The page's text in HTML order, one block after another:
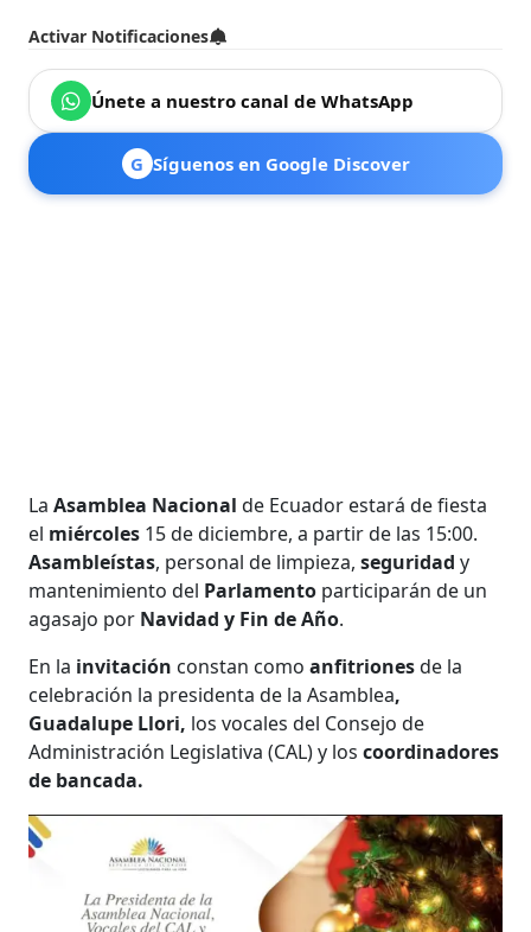
Activar Notificaciones
Únete a nuestro canal de WhatsApp
G Síguenos en Google Discover
LaAsamblea Nacional de Ecuador estará de fiesta
el miércoles 15 de diciembre, a partir de las 15:00.
Asambleístas, personal de limpieza,seguridady
mantenimiento del Parlamento participarán de un
agasajo por Navidad y Fin de Año.
En la invitación constan como anfitrionesde la
celebración la presidenta de la Asamblea,
Guadalupe Llori, los vocales del Consejo de
Administración Legislativa (CAL) y loscoordinadores
de bancada.